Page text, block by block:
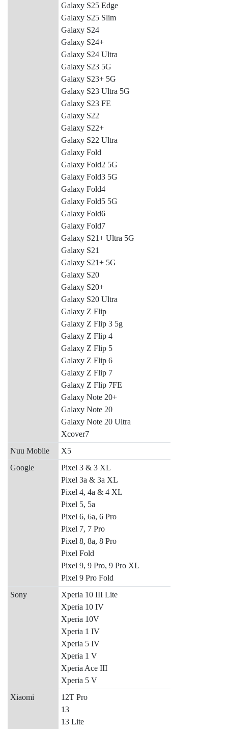
Galaxy S25 Edge
Galaxy S25 Slim
Galaxy S24
Galaxy S24+
Galaxy S24 Ultra
Galaxy S23 5G
Galaxy S23+ 5G
Galaxy S23 Ultra 5G
Galaxy S23 FE
Galaxy S22
Galaxy S22+
Galaxy S22 Ultra
Galaxy Fold
Galaxy Fold2 5G
Galaxy Fold3 5G
Galaxy Fold4
Galaxy Fold5 5G
Galaxy Fold6
Galaxy Fold7
Galaxy S21+ Ultra 5G
Galaxy S21
Galaxy S21+ 5G
Galaxy S20
Galaxy S20+
Galaxy S20 Ultra
Galaxy Z Flip
Galaxy Z Flip 3 5g
Galaxy Z Flip 4
Galaxy Z Flip 5
Galaxy Z Flip 6
Galaxy Z Flip 7
Galaxy Z Flip 7FE
Galaxy Note 20+
Galaxy Note 20
Galaxy Note 20 Ultra
Xcover7
Nuu Mobile
X5
Google
Pixel 3 & 3 XL
Pixel 3a & 3a XL
Pixel 4, 4a & 4 XL
Pixel 5, 5a
Pixel 6, 6a, 6 Pro
Pixel 7, 7 Pro
Pixel 8, 8a, 8 Pro
Pixel Fold
Pixel 9, 9 Pro, 9 Pro XL
Pixel 9 Pro Fold
Sony
Xperia 10 III Lite
Xperia 10 IV
Xperia 10V
Xperia 1 IV
Xperia 5 IV
Xperia 1 V
Xperia Ace III
Xperia 5 V
Xiaomi
12T Pro
13
13 Lite